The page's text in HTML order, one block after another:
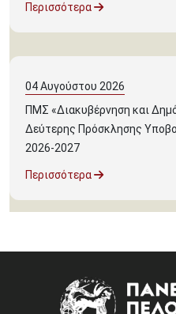
Περισσότερα
04Αυγούστου 2026
ΠΜΣ «Διακυβέρνηση και
Δεύτερης Πρόσκλησης
2026-2027
Περισσότερα